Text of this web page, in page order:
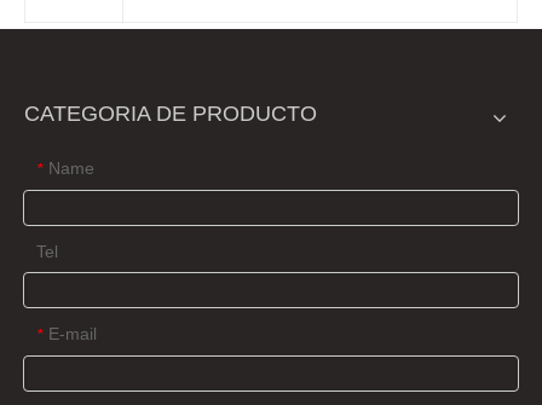
CATEGORIA DE PRODUCTO
* Name
Tel
* E-mail